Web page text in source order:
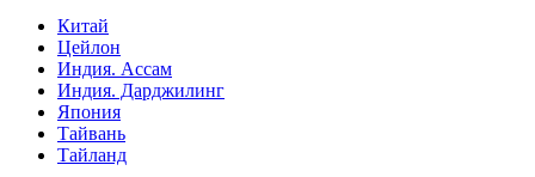
Китай
Цейлон
Индия. Ассам
Индия. Дарджилинг
Япония
Тайвань
Тайланд